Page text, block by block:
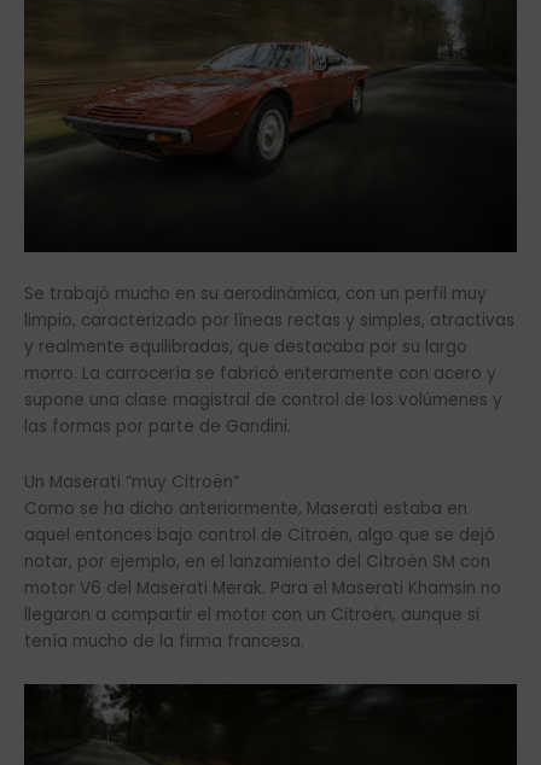
Se trabajó mucho en su aerodinámica, con un perfil muy
limpio, caracterizado por líneas rectas y simples, atractivas
y realmente equilibradas, que destacaba por su largo
morro. La carrocería se fabricó enteramente con acero y
supone una clase magistral de control de los volúmenes y
las formas por parte de Gandini.
Un Maserati “muy Citroën”
Como se ha dicho anteriormente, Maserati estaba en
aquel entonces bajo control de Citroën, algo que se dejó
notar, por ejemplo, en el lanzamiento del Citroën SM con
motor V6 del Maserati Merak. Para el Maserati Khamsin no
llegaron a compartir el motor con un Citroën, aunque si
tenía mucho de la firma francesa.